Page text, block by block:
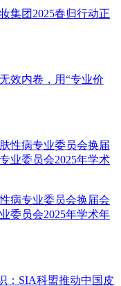
集团2025春归行动正
效内卷，用“专业价
病专业委员会换届会
委员会2025年学术年